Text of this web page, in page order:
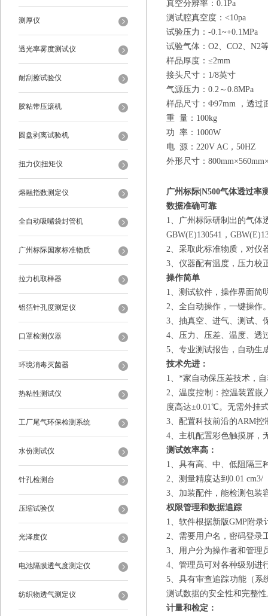
测厚仪
透光率雾度测试仪
耐刮擦试验仪
胶粘带压滚机
圆盘剥离试验机
扭力仪|扭矩仪
熔融指数测定仪
全自动吸嘴袋封管机
广州标际国家标准物质
拉力机取样器
铝箔针孔度测定仪
口罩检测仪器
环境消毒灭菌器
热粘性测试仪
工厂尾气环保检测系统
水份测试仪
针孔检测台
压缩试验仪
光泽度仪
电池隔膜透气度测定仪
纺织物透气测定仪
真空分辨率 ： 0.1Pa
测试腔真空度 ： <10pa
试验压力 ： -0.1~+0.1MPa
试验气体 ： O2、CO2、N2
样品厚度 ： ≤2mm
接头尺寸 ： 1/8英寸
气源压力 ： 0.2～0.8MPa
样品尺寸 ： Φ97mm ，透过
重 量 ： 100kg
功 率 ： 1000W
电 源 ： 220V AC，50HZ
外形尺寸 ：
广州标际|N500气体透过率
数据准确可靠
1、 广州标际研制出的气体
GBW(E)130541，
2、 采取此标准物质，对仪
3、 仪器配有温度，压力校
操作简单
1、 测试软件，操作界面简
2、 全自动操作，一键操作
3、 抽真空、进气、测试、
4、 压力、压差、温度、透
5、 专业测试报告，自动生
技术先进：
1、*家自动保压差技术，
2、温度控制： 控温装置嵌
度高达±0.01℃。 无需外挂
3、配置科技前沿的ARM
4、主机配置彩色触摸屏，
测试效率高：
1、具有高、中、低阻隔三
2、 测量精度达到 0.01 cm3/
3、加装配件，能检测包装
权限管理和数据追踪
1、软件根据新版GMP附
2、需要用户名，密码登录
3、用户分为操作者和管理
4、管理员可对各种级别进
5、具有审查追踪功能（系
测试数据的安全性和完整
计量和检定：